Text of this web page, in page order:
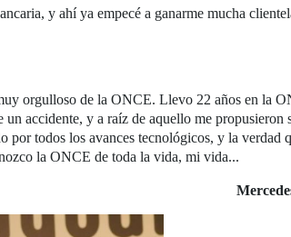
y ahí ya empecé a ganarme mucha
orgulloso de la ONCE. Llevo 22 años en la
accidente, y a raíz de aquello me propusieron
por todos los avances tecnológicos, y la verdad
la ONCE de toda la vida, mi vida...